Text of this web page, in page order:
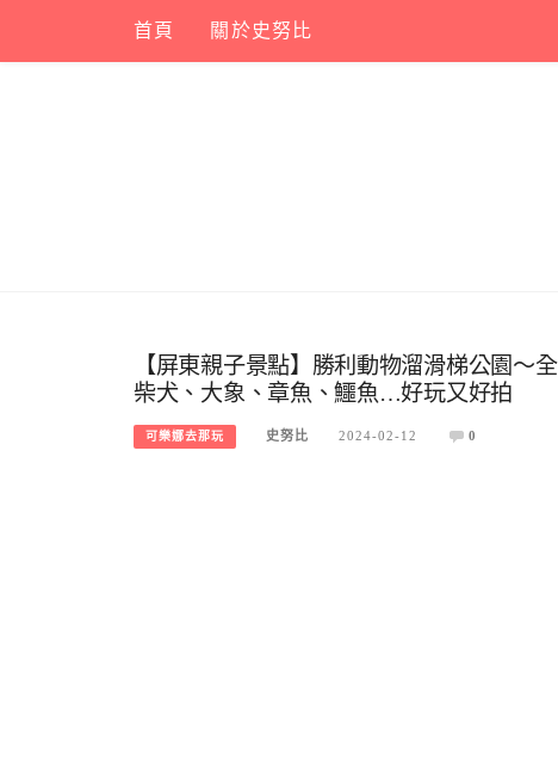
content
首頁 關於史努比
【屏東親子景點】勝利動物溜滑梯公園～
柴犬、大象、章魚、鱷魚…好玩又好拍
可樂娜去那玩 史努比 2024-02-12 0